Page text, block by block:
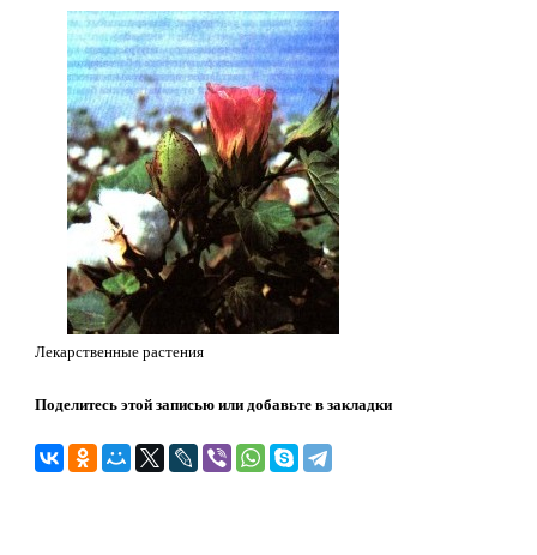
Лекарственные растения
Поделитесь этой записью или добавьте в закладки